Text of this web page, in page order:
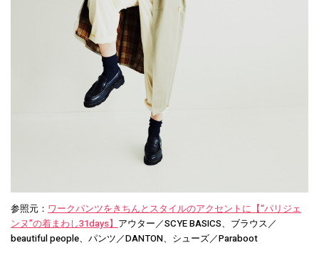
参照元： ワークパンツをきちんとスタイルのアクセントに【“パリジェ
ンヌ”の着まわし31days】アウター／SCYE BASICS、ブラウス／
beautiful people、パンツ／DANTON、シューズ／Paraboot